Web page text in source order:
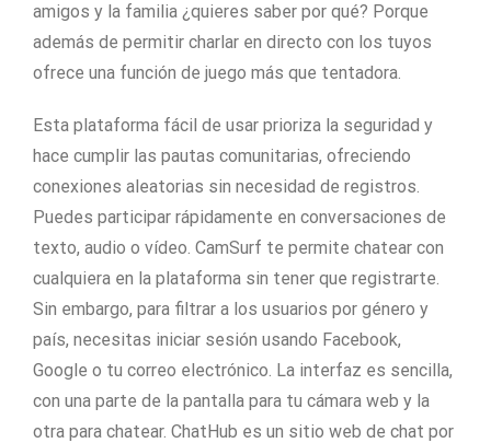
amigos y la familia ¿quieres saber por qué? Porque
además de permitir charlar en directo con los tuyos
ofrece una función de juego más que tentadora.
Esta plataforma fácil de usar prioriza la seguridad y
hace cumplir las pautas comunitarias, ofreciendo
conexiones aleatorias sin necesidad de registros.
Puedes participar rápidamente en conversaciones de
texto, audio o vídeo. CamSurf te permite chatear con
cualquiera en la plataforma sin tener que registrarte.
Sin embargo, para filtrar a los usuarios por género y
país, necesitas iniciar sesión usando Facebook,
Google o tu correo electrónico. La interfaz es sencilla,
con una parte de la pantalla para tu cámara web y la
otra para chatear. ChatHub es un sitio web de chat por